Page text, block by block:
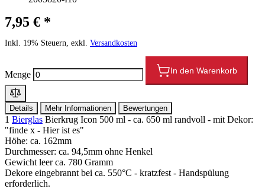
7,95 € *
Inkl. 19% Steuern, exkl. Versandkosten
Menge In den Warenkorb
Details Mehr Informationen Bewertungen
1 Bierglas Bierkrug Icon 500 ml - ca. 650 ml randvoll - mit Dekor:
"finde x - Hier ist es"
Höhe: ca. 162mm
Durchmesser: ca. 94,5mm ohne Henkel
Gewicht leer ca. 780 Gramm
Dekore eingebrannt bei ca. 550°C - kratzfest - Handspülung
erforderlich.